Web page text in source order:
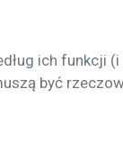
ich funkcji
być